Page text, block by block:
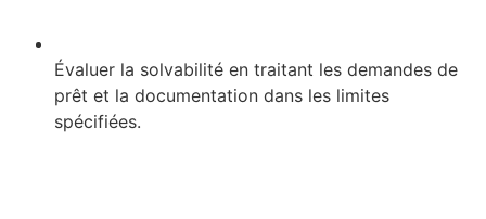
Évaluer la solvabilité en traitant les demandes de
prêt et la documentation dans les limites
spécifiées.